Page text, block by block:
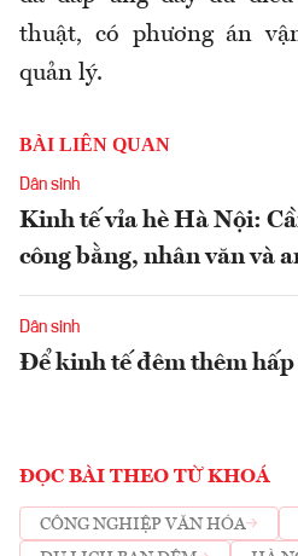
thuật, có phương án
quản lý.
BÀI LIÊN QUAN
Dân sinh
Kinh tế vỉa hè Hà Nội:
công bằng, nhân văn và
Dân sinh
Để kinh tế đêm thêm hấp
ĐỌC BÀI THEO TỪ KHOÁ
CÔNG NGHIỆP VĂN HÓA